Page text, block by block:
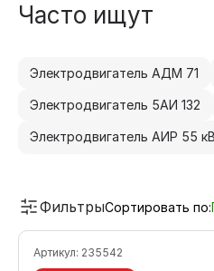
Часто ищут
Электродвигатель АДМ 71
Электродвигатель 5АИ 132
Электродвигатель АИР 55
ФильтрыСортировать по:
Артикул: 235542